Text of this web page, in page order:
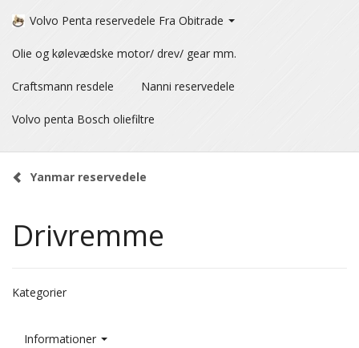
Volvo Penta reservedele Fra Obitrade
Olie og kølevædske motor/ drev/ gear mm.
Craftsmann resdele Nanni reservedele
Volvo penta Bosch oliefiltre
Yanmar reservedele
Drivremme
Kategorier
Informationer